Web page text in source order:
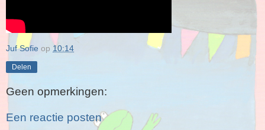
Juf Sofie op 10:14
Delen
Geen opmerkingen:
Een reactie posten